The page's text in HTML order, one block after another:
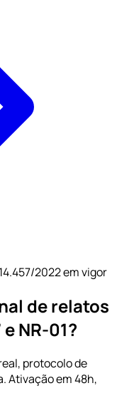
2022 em vigor
de relatos
NR-01?
protocolo de
Ativação em 48h,